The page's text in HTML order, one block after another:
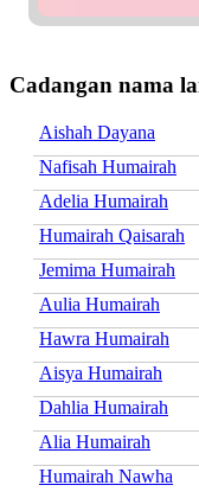
Cadangan nama
Aishah Dayana
Nafisah Humairah
Adelia Humairah
Humairah Qaisarah
Jemima Humairah
Aulia Humairah
Hawra Humairah
Aisya Humairah
Dahlia Humairah
Alia Humairah
Humairah Nawha